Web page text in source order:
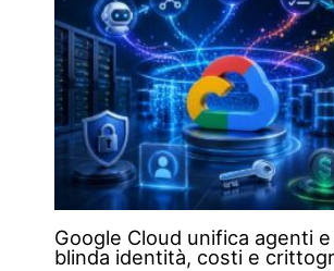
Google Cloud unifica agenti
blinda identità, costi e